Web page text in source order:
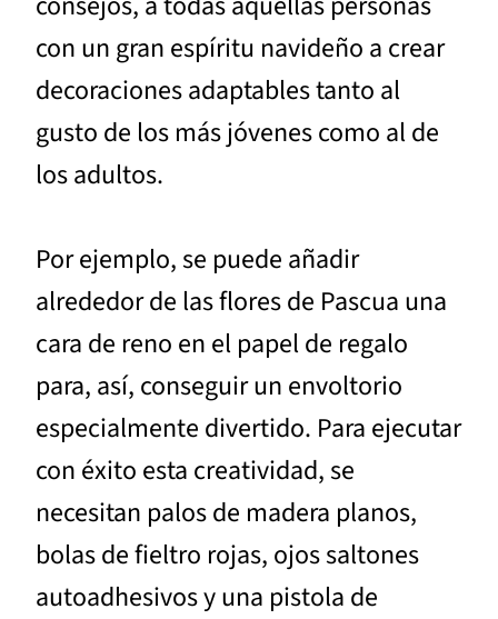
con un gran espíritu navideño a crear
decoraciones adaptables tanto al
gusto de los más jóvenes como al de
los adultos.
Por ejemplo, se puede añadir
alrededor de las flores de Pascua una
cara de reno en el papel de regalo
para, así, conseguir un envoltorio
especialmente divertido. Para ejecutar
con éxito esta creatividad, se
necesitan palos de madera planos,
bolas de fieltro rojas, ojos saltones
autoadhesivos y una pistola de